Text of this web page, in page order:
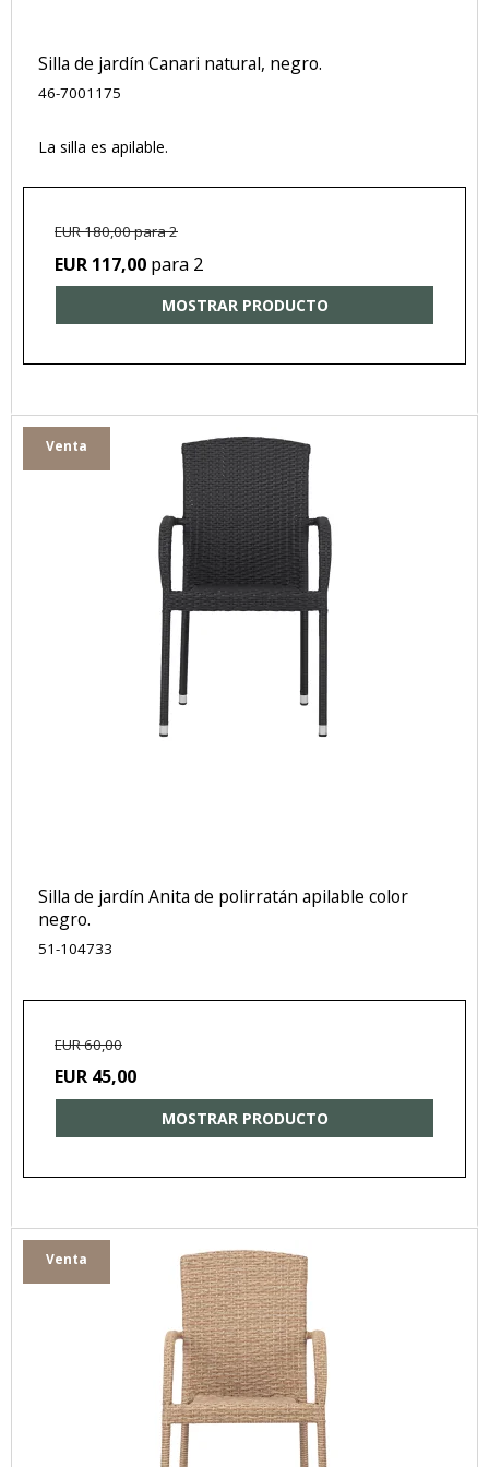
Silla de jardín Canari natural, negro.
46-7001175
La silla es apilable.
EUR 180,00 para 2
EUR 117,00 para 2
MOSTRAR PRODUCTO
Venta
Silla de jardín Anita de polirratán apilable color
negro.
51-104733
EUR 60,00
EUR 45,00
MOSTRAR PRODUCTO
Venta